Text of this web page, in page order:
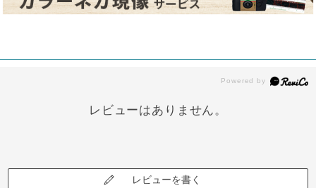
レビューはありません。
レビューを書く